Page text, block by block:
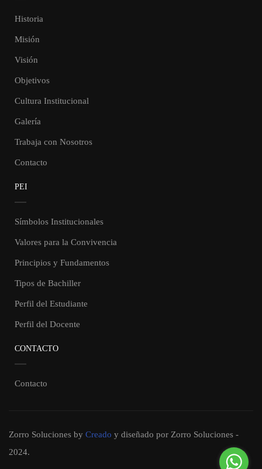
Historia
Misión
Visión
Objetivos
Cultura Institucional
Galería
Trabaja con Nosotros
Contacto
PEI
Símbolos Institucionales
Valores para la Convivencia
Principios y Fundamentos
Tipos de Bachiller
Perfil del Estudiante
Perfil del Docente
CONTACTO
Contacto
Zorro Soluciones by Creado y diseñado por Zorro Soluciones -
2024.